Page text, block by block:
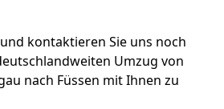
und kontaktieren Sie uns noch
Umzug von
nach Füssen mit Ihnen zu